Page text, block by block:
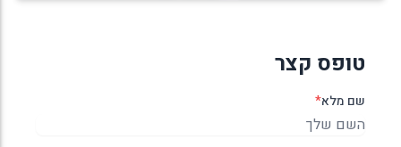
טופס קצר
שם מלא*